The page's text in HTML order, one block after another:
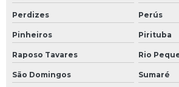
Módulo de entrada clp
Módulo de entrada plc
Módulo de plc
Módulo fieldbus
Perdizes Perús
Pinheiros Pirituba
Raposo Tavares Rio
São Domingos Sumaré